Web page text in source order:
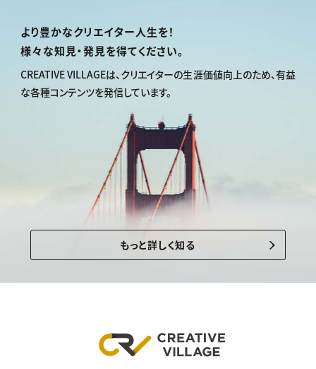
より豊かなクリエイター人生を！
様々な知見・発見を得てください。
CREATIVE VILLAGEは、 クリエイターの生涯価値向上のため、有益
な各種コンテンツを発信しています。
もっと詳しく知る